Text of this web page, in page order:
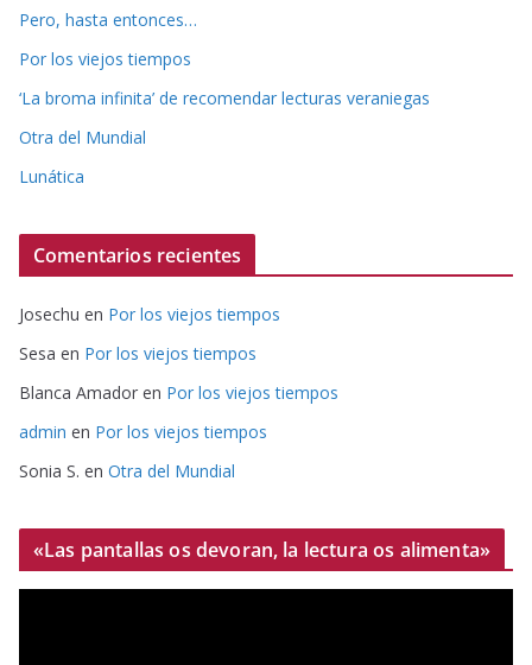
Pero, hasta entonces…
Por los viejos tiempos
‘La broma infinita’ de recomendar lecturas veraniegas
Otra del Mundial
Lunática
Comentarios recientes
Josechu en Por los viejos tiempos
Sesa en Por los viejos tiempos
Blanca Amador en Por los viejos tiempos
admin en Por los viejos tiempos
Sonia S. en Otra del Mundial
«Las pantallas os devoran, la lectura os alimenta»